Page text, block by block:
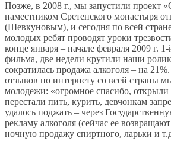
Позже, в 2008 г., мы запустили проект
наместником Сретенского монастыря
(Шевкуновым), и сегодня по всей
молодых ребят проводят уроки
конце января – начале февраля 2009 г.
фильма, две недели крутили наши
сократилась продажа алкоголя – на
отзывов по интернету со всей страны
молодежи: «огромное спасибо, открыли
перестали пить, курить, девчонкам
удалось поджать – через
рекламу алкоголя (сейчас ее
ночную продажу спиртного, ларьки и